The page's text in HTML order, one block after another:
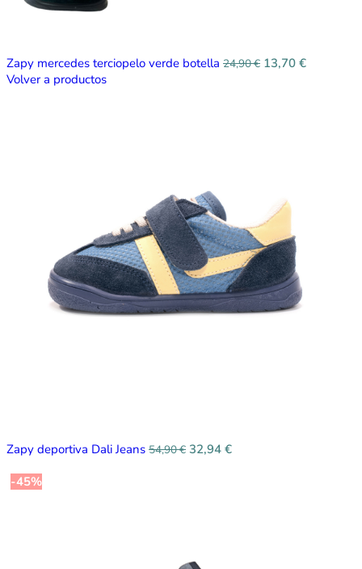
Zapy mercedes terciopelo verde botella 24,90€ 13,70 €
Volver a productos
Zapy deportiva Dali Jeans 54,90€ 32,94 €
-45%